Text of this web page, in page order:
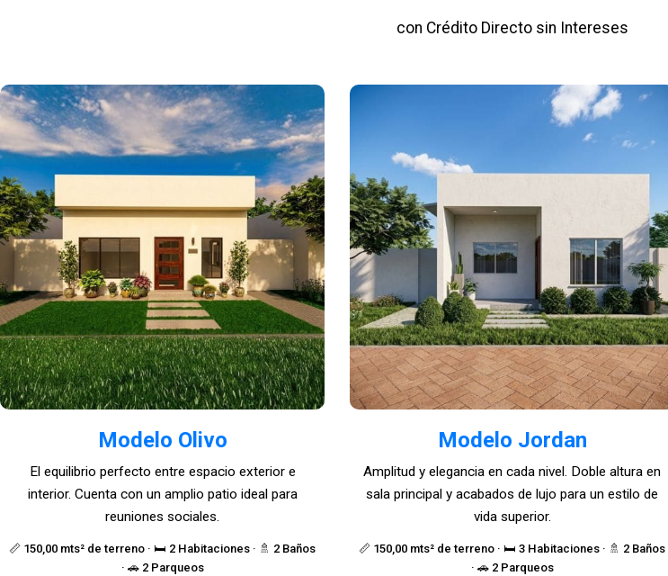
con Crédito Directo sin Intereses
Modelo Olivo
📏 150,00 mts² de terreno · 🛏️ 2 Habitaciones · 🚿 2 Baños
· 🚗 2 Parqueos
El equilibrio perfecto entre espacio exterior e
interior. Cuenta con un amplio patio ideal para
reuniones sociales.
Modelo Jordan
📏 150,00 mts² de terreno · 🛏️ 3 Habitaciones · 🚿 2 Baños
· 🚗 2 Parqueos
Amplitud y elegancia en cada nivel. Doble altura en
sala principal y acabados de lujo para un estilo de
vida superior.